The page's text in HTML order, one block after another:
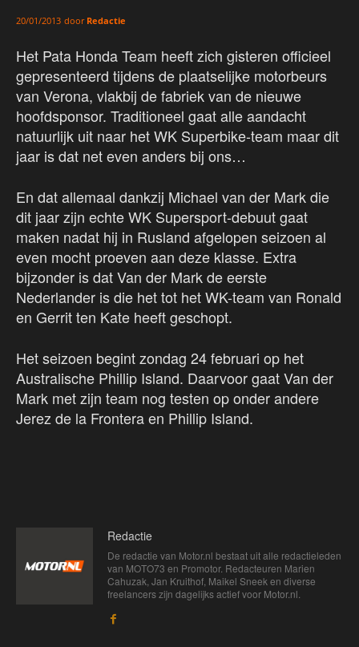
20/01/2013 door Redactie
Het Pata Honda Team heeft zich gisteren officieel
gepresenteerd tijdens de plaatselijke motorbeurs
van Verona, vlakbij de fabriek van de nieuwe
hoofdsponsor. Traditioneel gaat alle aandacht
natuurlijk uit naar het WK Superbike-team maar dit
jaar is dat net even anders bij ons…
En dat allemaal dankzij Michael van der Mark die
dit jaar zijn echte WK Supersport-debuut gaat
maken nadat hij in Rusland afgelopen seizoen al
even mocht proeven aan deze klasse. Extra
bijzonder is dat Van der Mark de eerste
Nederlander is die het tot het WK-team van Ronald
en Gerrit ten Kate heeft geschopt.
Het seizoen begint zondag 24 februari op het
Australische Phillip Island. Daarvoor gaat Van der
Mark met zijn team nog testen op onder andere
Jerez de la Frontera en Phillip Island.
Redactie
De redactie van Motor.nl bestaat uit alle redactieleden
van MOTO73 en Promotor. Redacteuren Marien
Cahuzak, Jan Kruithof, Maikel Sneek en diverse
freelancers zijn dagelijks actief voor Motor.nl.